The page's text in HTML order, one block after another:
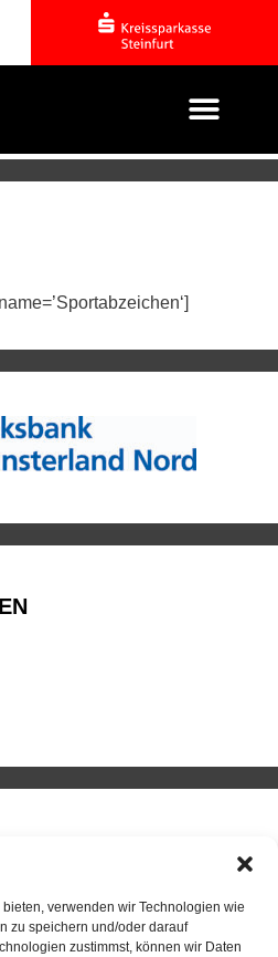
verwenden wir Technologien wie
zu speichern und/oder darauf
zustimmst, können wir Daten